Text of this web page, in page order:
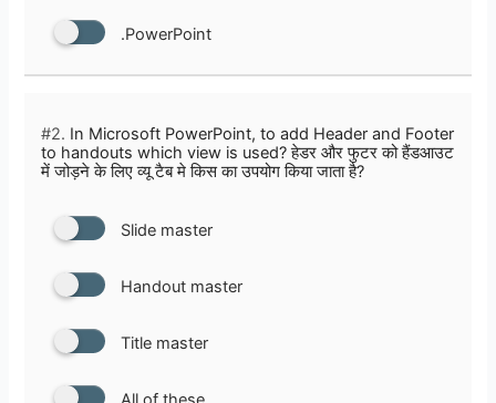
.PowerPoint
#2. In Microsoft PowerPoint, to add Header and Footer
to handouts which view is used? हेडर और फुटर को हैंडआउट
में जोड़ने के लिए व्यू टैब मे किस का उपयोग किया जाता है?
Slide master
Handout master
Title master